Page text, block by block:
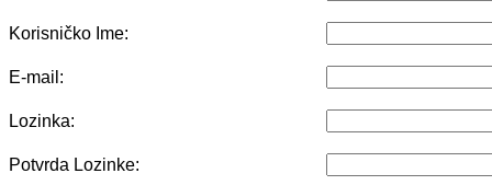
Korisničko Ime:
E-mail:
Lozinka:
Potvrda Lozinke: